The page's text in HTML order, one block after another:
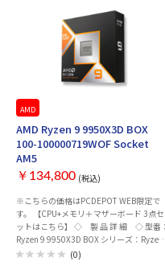
※【🔧】：項目はカスタマイズ可能です。
□カスタマイズ項目※本体と一緒に購入く
ださい。・OS：Windows 11 Pro 変更・メ
モリ：DDR5 32GB→64GB 変更・ストレ
ージ：SSD 1TB→2TB 変更詳細なスペッ
ク・仕様は ▽ 商品説明をご確認くださ
い。出荷前に動作確認とドライバーセット
アップ・UEFIのアップデートを実施。到
着後すぐに最高のパフォーマンスを体験い
ウスは別売りとなります。※パソコン本体
はご注文・決済完了後に組み立ての為、決
済完了後のお客様都合でのキャンセルは承
ることができません。【ショップビルド
入おすすめ周辺機器】はこちら
AMD
AMD Ryzen 9 9950X3D BOX
100-100000719WOF Socket
AM5
￥134,800 (税込)
※こちらの価格はPCDEPOT WEB限定で
す。 【CPU+メモリ＋マザーボード 3点セ
ットはこちら】 ◇ 製 品 詳 細 ◇ 型番：
Ryzen 9 9950X3D BOX シリーズ：Ryzen
9000 シリーズ ソケット形状：Socket AM5
(0)